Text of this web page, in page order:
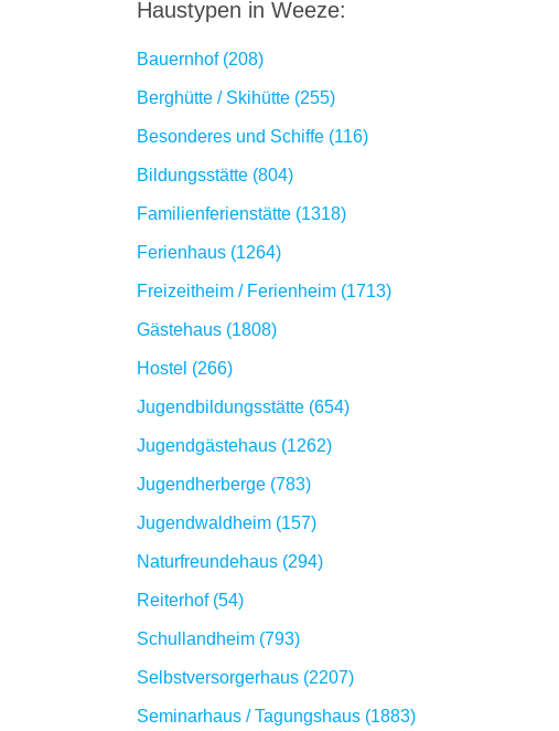
Haustypen in Weeze:
Bauernhof (208)
Berghütte / Skihütte (255)
Besonderes und Schiffe (116)
Bildungsstätte (804)
Familienferienstätte (1318)
Ferienhaus (1264)
Freizeitheim / Ferienheim (1713)
Gästehaus (1808)
Hostel (266)
Jugendbildungsstätte (654)
Jugendgästehaus (1262)
Jugendherberge (783)
Jugendwaldheim (157)
Naturfreundehaus (294)
Reiterhof (54)
Schullandheim (793)
Selbstversorgerhaus (2207)
Seminarhaus / Tagungshaus (1883)